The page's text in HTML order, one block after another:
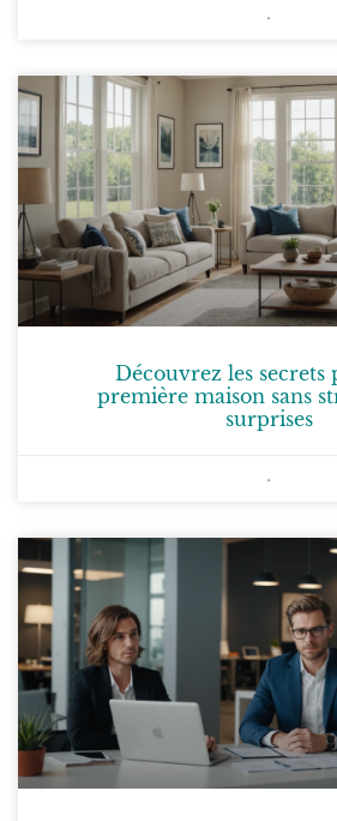
Découvrez les secrets
première maison sans
surprises